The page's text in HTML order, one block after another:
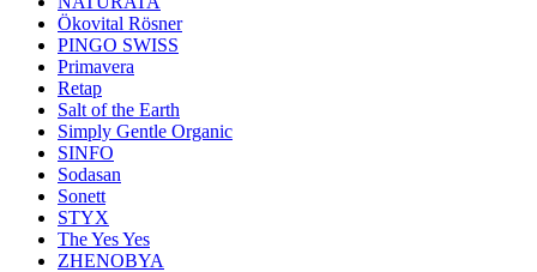
Ökovital Rösner
PINGO SWISS
Primavera
Retap
Salt of the Earth
Simply Gentle Organic
SINFO
Sodasan
Sonett
STYX
The Yes Yes
ZHENOBYA